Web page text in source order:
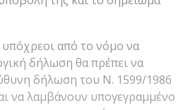
από το νόμο να
δήλωση θα πρέπει να
δήλωση του Ν. 1599/1986
να λαμβάνουν υπογεγραμμένο